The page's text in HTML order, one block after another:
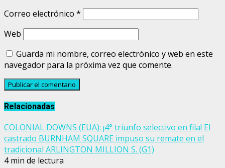
Correo electrónico *
Web
Guarda mi nombre, correo electrónico y web en este
navegador para la próxima vez que comente.
Relacionadas
COLONIAL DOWNS (EUA): ¡4° triunfo selectivo en fila! El
castrado BURNHAM SQUARE impuso su remate en el
tradicional ARLINGTON MILLION S. (G1)
4 min de lectura